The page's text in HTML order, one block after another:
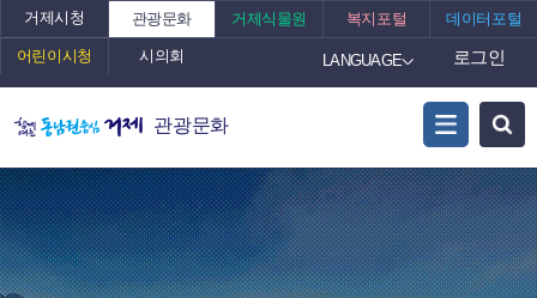
거제시청 관광문화 거제식물원 복지포털 데이터포털
어린이시청 시의회 LANGUAGE 로그인
관광문화